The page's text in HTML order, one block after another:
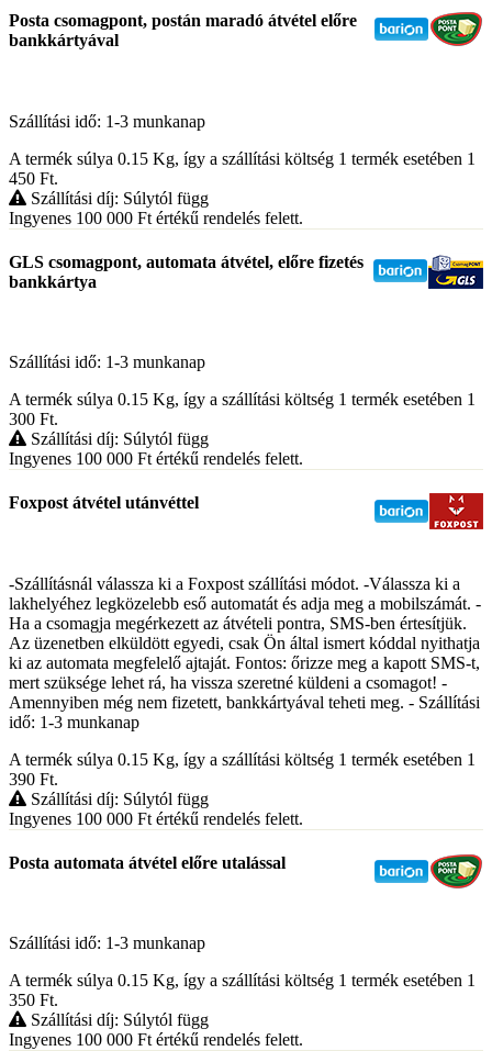
Posta csomagpont, postán maradó átvétel előre
bankkártyával
Szállítási idő: 1-3 munkanap
A termék súlya 0.15 Kg, így a szállítási költség 1 termék esetében 1
450 Ft.
Szállítási díj: Súlytól függ
Ingyenes 100 000 Ft értékű rendelés felett.
GLS csomagpont, automata átvétel, előre fizetés
bankkártya
Szállítási idő: 1-3 munkanap
A termék súlya 0.15 Kg, így a szállítási költség 1 termék esetében 1
300 Ft.
Szállítási díj: Súlytól függ
Ingyenes 100 000 Ft értékű rendelés felett.
Foxpost átvétel utánvéttel
-Szállításnál válassza ki a Foxpost szállítási módot. -Válassza ki a
lakhelyéhez legközelebb eső automatát és adja meg a mobilszámát. -
Ha a csomagja megérkezett az átvételi pontra, SMS-ben értesítjük.
Az üzenetben elküldött egyedi, csak Ön által ismert kóddal nyithatja
ki az automata megfelelő ajtaját. Fontos: őrizze meg a kapott SMS-t,
mert szüksége lehet rá, ha vissza szeretné küldeni a csomagot! -
Amennyiben még nem fizetett, bankkártyával teheti meg. - Szállítási
idő: 1-3 munkanap
A termék súlya 0.15 Kg, így a szállítási költség 1 termék esetében 1
390 Ft.
Szállítási díj: Súlytól függ
Ingyenes 100 000 Ft értékű rendelés felett.
Posta automata átvétel előre utalással
Szállítási idő: 1-3 munkanap
A termék súlya 0.15 Kg, így a szállítási költség 1 termék esetében 1
350 Ft.
Szállítási díj: Súlytól függ
Ingyenes 100 000 Ft értékű rendelés felett.